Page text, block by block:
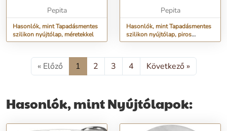
Pepita
Hasonlók, mint Tapadásmentes
szilikon nyújtólap, méretekkel
Pepita
Hasonlók, mint Tapadásmentes
szilikon nyújtólap, piros
körökkel
« Előző 1 2 3 4 Következő »
Hasonlók, mint Nyújtólapok: